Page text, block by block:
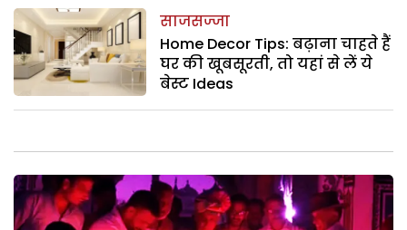
साजसज्जा
Home Decor Tips: बढ़ाना चाहते हैं
घर की खूबसूरती, तो यहां से लें ये
बेस्ट Ideas